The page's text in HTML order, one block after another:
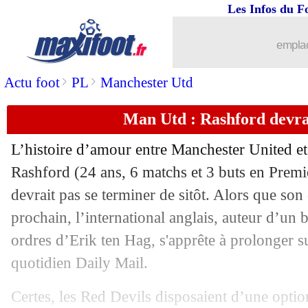
Actu foot> PL > Manchester Utd
Les Infos du
Man Utd : Rashford
L’histoire d’amour entre Manchester United
Rashford (24 ans, 6 matchs et 3 buts en
devrait pas se terminer de sitôt. Alors que
prochain, l’international anglais, auteur d’un
ordres d’Erik ten Hag, s'apprête à prolonger
quotidien Daily Mail.
Certes, les Red Devils disposaient d’une
Nice: ça se confirme pour Favre !
20/09 Man Utd
20/09 Real: Liverpool ne lâche pas
20/09 Juve: virer Allegri, c'est trop cher ?
20/09 Man Utd: Fernandes se défend en
20/09 Nice: Pochettino est intéressé
20/09 Bayern: Coman a repris la course
20/09 Atletico : Griezmann, le Barça